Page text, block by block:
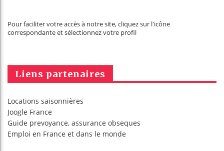
Pour faciliter votre accès à notre site, cliquez sur l'icône
correspondante et sélectionnez votre profil
Liens partenaires
Locations saisonnières
Joogle France
Guide prevoyance, assurance obseques
Emploi en France et dans le monde